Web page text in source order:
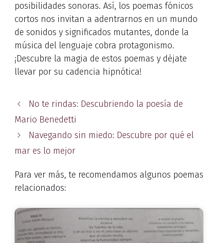
posibilidades sonoras. Así, los poemas fónicos
cortos nos invitan a adentrarnos en un mundo
de sonidos y significados mutantes, donde la
música del lenguaje cobra protagonismo.
¡Descubre la magia de estos poemas y déjate
llevar por su cadencia hipnótica!
No te rindas: Descubriendo la poesía de
Mario Benedetti
Navegando sin miedo: Descubre por qué el
mar es lo mejor
Para ver más, te recomendamos algunos poemas
relacionados: